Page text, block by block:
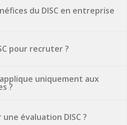
du DISC en entreprise
pour recruter ?
uniquement aux
?
évaluation DISC ?